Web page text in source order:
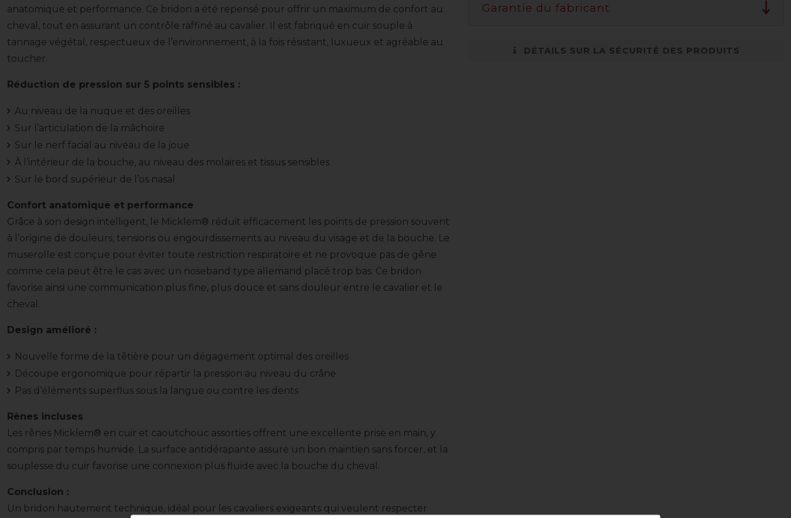
anatomique et performance. Ce bridon a été repensé pour offrir un maximum de confort au
cheval, tout en assurant un contrôle raffiné au cavalier. Il est fabriqué en cuir souple à
tannage végétal, respectueux de l’environnement, à la fois résistant, luxueux et agréable au
toucher.
Réduction de pression sur 5 points sensibles :
Au niveau de la nuque et des oreilles
Sur l’articulation de la mâchoire
Sur le nerf facial au niveau de la joue
À l’intérieur de la bouche, au niveau des molaires et tissus sensibles
Sur le bord supérieur de l’os nasal
Confort anatomique et performance
Grâce à son design intelligent, le Micklem® réduit efficacement les points de pression souvent
à l’origine de douleurs, tensions ou engourdissements au niveau du visage et de la bouche. Le
muserolle est conçue pour éviter toute restriction respiratoire et ne provoque pas de gêne
comme cela peut être le cas avec un noseband type allemand placé trop bas. Ce bridon
favorise ainsi une communication plus fine, plus douce et sans douleur entre le cavalier et le
cheval.
Design amélioré :
Nouvelle forme de la têtière pour un dégagement optimal des oreilles
Découpe ergonomique pour répartir la pression au niveau du crâne
Pas d’éléments superflus sous la langue ou contre les dents
Rênes incluses
Les rênes Micklem® en cuir et caoutchouc assorties offrent une excellente prise en main, y
compris par temps humide. La surface antidérapante assure un bon maintien sans forcer, et la
souplesse du cuir favorise une connexion plus fluide avec la bouche du cheval.
Conclusion :
Un bridon hautement technique, idéal pour les cavaliers exigeants qui veulent respecter
Garantie du fabricant
DÉTAILS SUR LA SÉCURITÉ DES PRODUITS